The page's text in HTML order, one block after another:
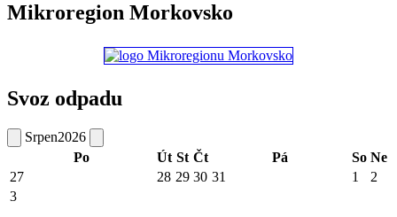
Mikroregion Morkovsko
Svoz odpadu
Srpen2026
Po
Út St Čt Pá So Ne
27
28 29 30 31 1
2
3